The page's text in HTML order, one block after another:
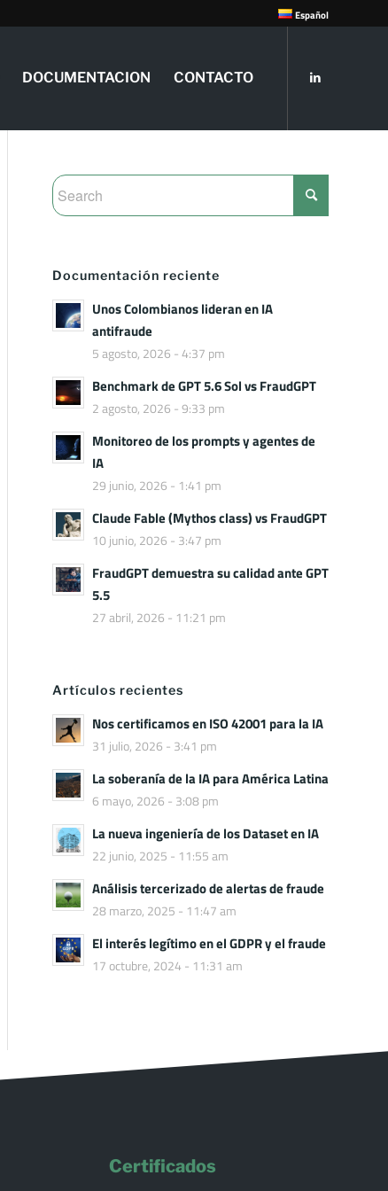
Español
DOCUMENTACION CONTACTO
Documentación reciente
Unos Colombianos lideran en IA
antifraude
5 agosto, 2026 - 4:37 pm
Benchmark de GPT 5.6 Sol vs FraudGPT
2 agosto, 2026 - 9:33 pm
Monitoreo de los prompts y agentes de
IA
29 junio, 2026 - 1:41 pm
Claude Fable (Mythos class) vs FraudGPT
10 junio, 2026 - 3:47 pm
FraudGPT demuestra su calidad ante GPT
5.5
27 abril, 2026 - 11:21 pm
Artículos recientes
Nos certificamos en ISO 42001 para la IA
31 julio, 2026 - 3:41 pm
La soberanía de la IA para América Latina
6 mayo, 2026 - 3:08 pm
La nueva ingeniería de los Dataset en IA
22 junio, 2025 - 11:55 am
Análisis tercerizado de alertas de fraude
28 marzo, 2025 - 11:47 am
El interés legítimo en el GDPR y el fraude
17 octubre, 2024 - 11:31 am
Certificados